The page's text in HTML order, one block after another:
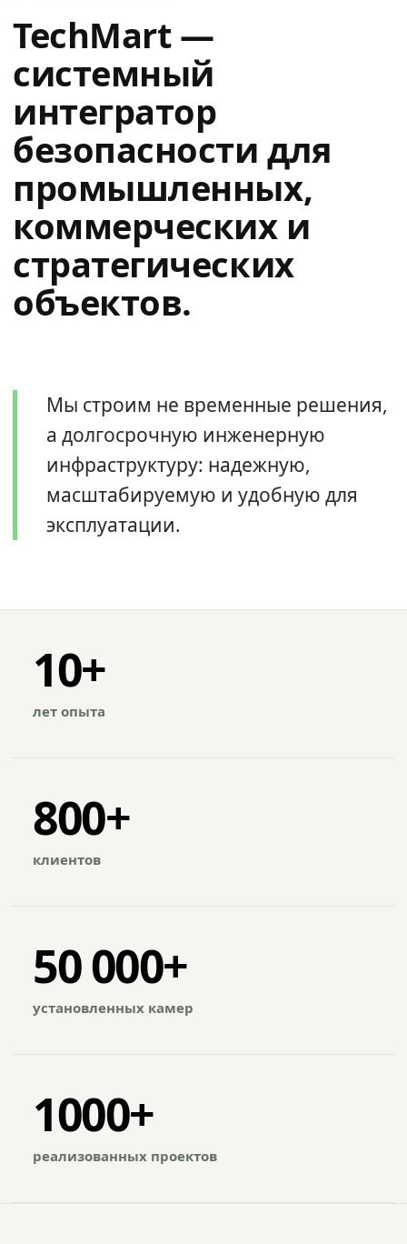
TechMart —
системный
интегратор
безопасности для
промышленных,
коммерческих и
стратегических
объектов.
Мы строим не временные решения,
а долгосрочную инженерную
инфраструктуру: надежную,
масштабируемую и удобную для
эксплуатации.
10+
лет опыта
800+
клиентов
50 000+
установленных камер
1000+
реализованных проектов